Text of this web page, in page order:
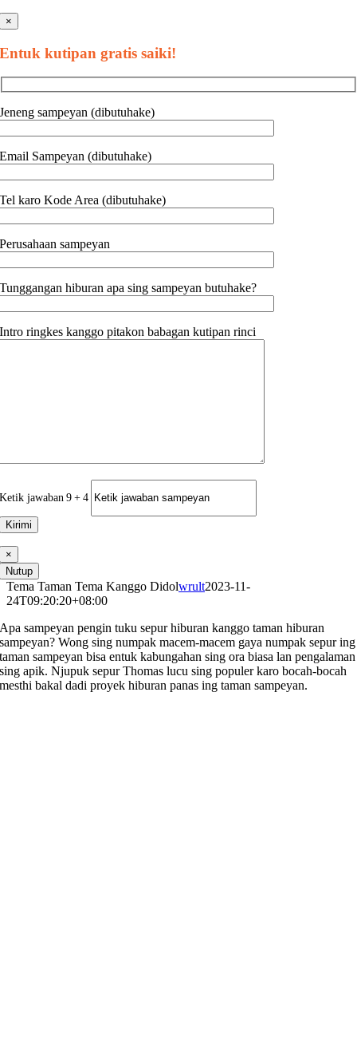
×
Entuk kutipan gratis saiki!
Jeneng sampeyan (dibutuhake)
Email Sampeyan (dibutuhake)
Tel karo Kode Area (dibutuhake)
Perusahaan sampeyan
Tunggangan hiburan apa sing sampeyan butuhake?
Intro ringkes kanggo pitakon babagan kutipan rinci
Ketik jawaban 9 + 4
×
Nutup
Tema Taman Tema Kanggo Didolwrult2023-11-
24T09:20:20+08:00
Apa sampeyan pengin tuku sepur hiburan kanggo taman hiburan
sampeyan? Wong sing numpak macem-macem gaya numpak sepur ing
taman sampeyan bisa entuk kabungahan sing ora biasa lan pengalaman
sing apik. Njupuk sepur Thomas lucu sing populer karo bocah-bocah
mesthi bakal dadi proyek hiburan panas ing taman sampeyan.